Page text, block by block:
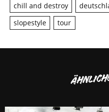
chill and destroy
slopestyle
tour